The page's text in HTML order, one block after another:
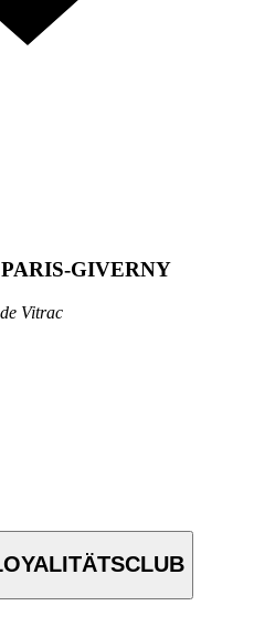
GIVERNY
Vitrac